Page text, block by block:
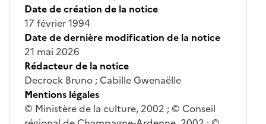
Date de création de la notice
17 février 1994
Date de dernière modification de la notice
21 mai 2026
Rédacteur de la notice
Decrock Bruno ; Cabille Gwenaëlle
Mentions légales
© Ministère de la culture, 2002 ; © Conseil